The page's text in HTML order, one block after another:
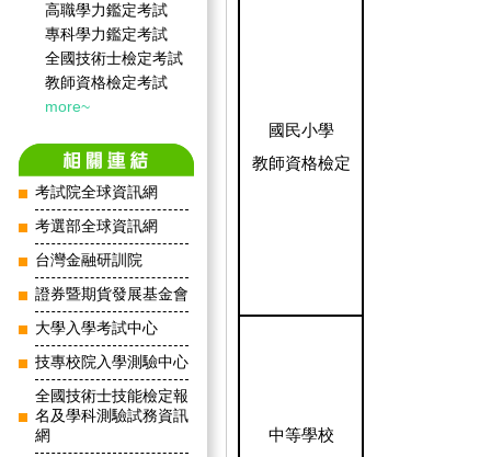
高職學力鑑定考試
專科學力鑑定考試
全國技術士檢定考試
教師資格檢定考試
more~
考試院全球資訊網
考選部全球資訊網
台灣金融研訓院
證券暨期貨發展基金會
大學入學考試中心
技專校院入學測驗中心
全國技術士技能檢定報
名及學科測驗試務資訊
網
國民小學
教師資格檢定
中等學校